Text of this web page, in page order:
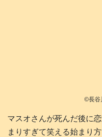
©長谷
マスオさんが死んだ後に
まりすぎて笑える始まり